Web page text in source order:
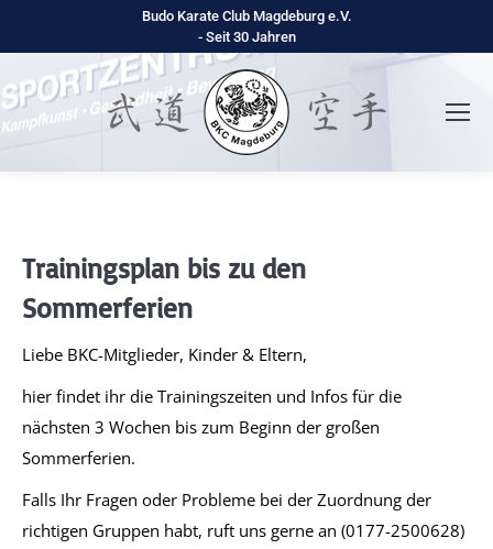
Budo Karate Club Magdeburg e.V.
- Seit 30 Jahren
Trainingsplan bis zu den
Sommerferien
Liebe BKC-Mitglieder, Kinder & Eltern,
hier findet ihr die Trainingszeiten und Infos für die
nächsten 3 Wochen bis zum Beginn der großen
Sommerferien.
Falls Ihr Fragen oder Probleme bei der Zuordnung der
richtigen Gruppen habt, ruft uns gerne an (0177-2500628)